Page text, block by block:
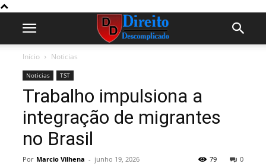
Início Noticias
Noticias TST
Trabalho impulsiona a
integração de migrantes
no Brasil
Por Marcio Vilhena - junho 19, 2026 0
79